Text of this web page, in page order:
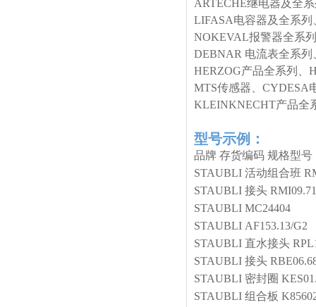
ARTECHE继电器及全
LIFASA电容器及全系
NOKEVAL报警器全系
DEBNAR 电流表全系
HERZOG产品全系列、
MTS传感器、CYDESA
KLEINKNECHT产品全
型号示例：
品牌 存货编码 规格型号
STAUBLI 活动组合班
STAUBLI 接头
STAUBLI MC24404
STAUBLI AF153.13/G2
STAUBLI 直水接头
STAUBLI 接头
STAUBLI 密封圈
STAUBLI 组合板